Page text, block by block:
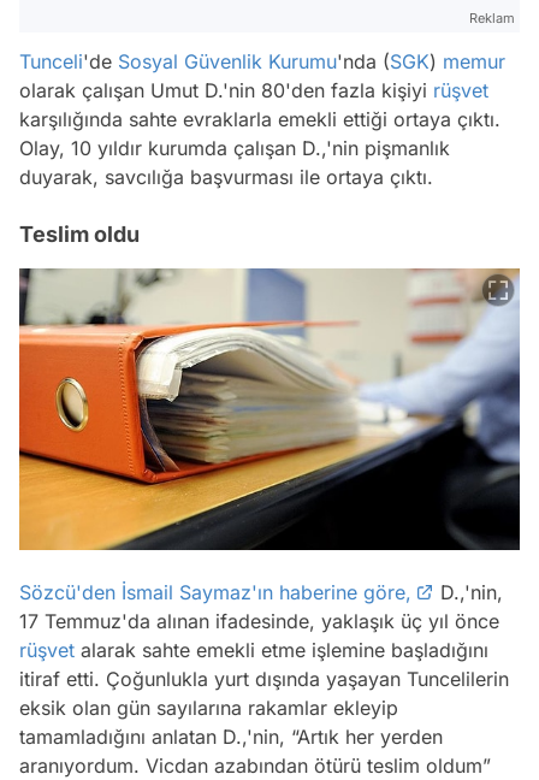
Reklam
Tunceli'de Sosyal Güvenlik Kurumu'nda (SGK) memur
olarak çalışan Umut D.'nin 80'den fazla kişiyi rüşvet
karşılığında sahte evraklarla emekli ettiği ortaya çıktı.
Olay, 10 yıldır kurumda çalışan D.,'nin pişmanlık
duyarak, savcılığa başvurması ile ortaya çıktı.
Teslim oldu
Sözcü'den İsmail Saymaz'ın haberine göre,
D.,'nin,
17 Temmuz'da alınan ifadesinde, yaklaşık üç yıl önce
rüşvet alarak sahte emekli etme işlemine başladığını
itiraf etti. Çoğunlukla yurt dışında yaşayan Tuncelilerin
eksik olan gün sayılarına rakamlar ekleyip
tamamladığını anlatan D.,'nin, “Artık her yerden
aranıyordum. Vicdan azabından ötürü teslim oldum”